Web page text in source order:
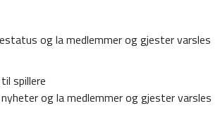
og la medlemmer og gjester varsles
spillere
og la medlemmer og gjester varsles